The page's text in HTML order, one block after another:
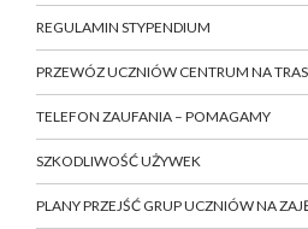
REGULAMIN STYPENDIUM
PRZEWÓZ UCZNIÓW CENTRUM NA
TELEFON ZAUFANIA – POMAGAMY
SZKODLIWOŚĆ UŻYWEK
PLANY PRZEJŚĆ GRUP UCZNIÓW NA